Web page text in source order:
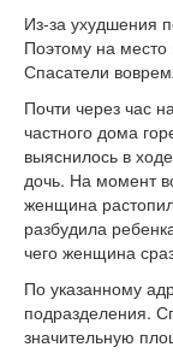
Из-за ухудшения
Поэтому на
Спасатели
Почти через час
частного дома
выяснилось в
дочь. На момент
женщина
разбудила
чего женщина
По указанному
подразделения.
значительную